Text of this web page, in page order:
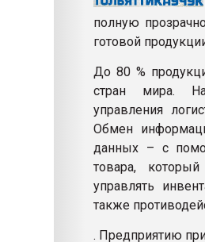
полную
готовой
До 80 %
стран мира.
управления
Обмен
данных – с
товара,
управлять
также
. Предприятию